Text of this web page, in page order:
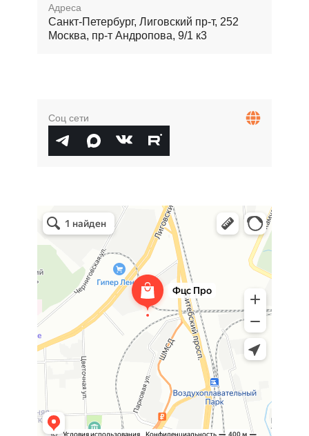
Соц сети
Адреса
Санкт-Петербург, Лиговский пр-т, 252
Москва, пр-т Андропова, 9/1 к3